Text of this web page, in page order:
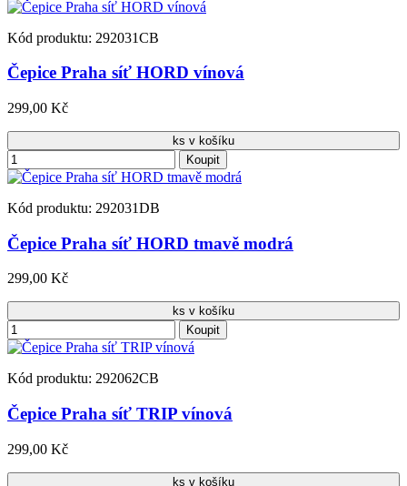
Kód produktu: 292031CB
Čepice Praha síť HORD vínová
299,00 Kč
ks v košíku
Koupit
Kód produktu: 292031DB
Čepice Praha síť HORD tmavě modrá
299,00 Kč
ks v košíku
Koupit
Kód produktu: 292062CB
Čepice Praha síť TRIP vínová
299,00 Kč
ks v košíku